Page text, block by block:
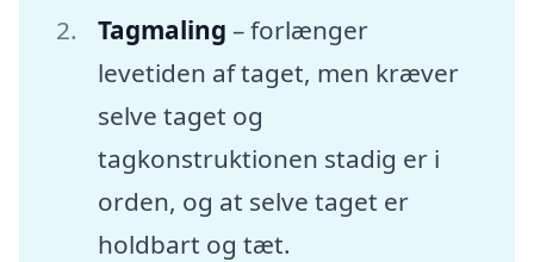
Tagmaling – forlænger
levetiden af taget, men kræver
selve taget og
tagkonstruktionen stadig er i
orden, og at selve taget er
holdbart og tæt.